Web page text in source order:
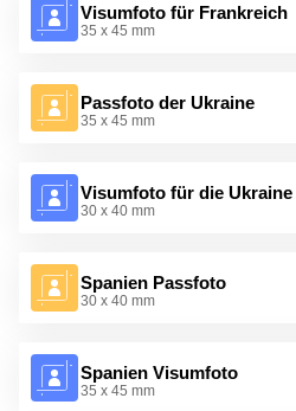
Visumfoto für Frankreich
35 x 45 mm
Passfoto der Ukraine
35 x 45 mm
Visumfoto für die Ukraine
30 x 40 mm
Spanien Passfoto
30 x 40 mm
Spanien Visumfoto
35 x 45 mm